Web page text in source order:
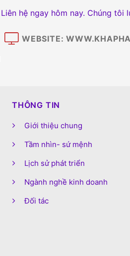
Liên hệ ngay hôm nay. Chúng tôi
WEBSITE:
THÔNG TIN
Giới thiệu chung
Tầm nhìn- sứ mệnh
Lịch sử phát triển
Ngành nghề kinh doanh
Đối tác